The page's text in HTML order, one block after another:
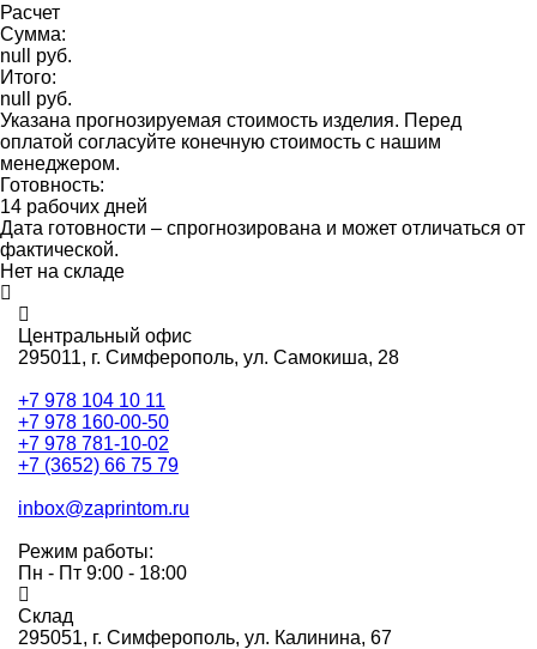
Расчет
Сумма:
null руб.
Итого:
null руб.
Указана прогнозируемая стоимость изделия. Перед
оплатой согласуйте конечную стоимость с нашим
менеджером.
Готовность:
14 рабочих дней
Дата готовности – спрогнозирована и может отличаться от
фактической.
Нет на складе
Центральный офис
295011, г. Симферополь, ул. Самокиша, 28
+7 978 104 10 11
+7 978 160-00-50
+7 978 781-10-02
+7 (3652) 66 75 79
inbox@zaprintom.ru
Режим работы:
Пн - Пт 9:00 - 18:00
Склад
295051, г. Симферополь, ул. Калинина, 67